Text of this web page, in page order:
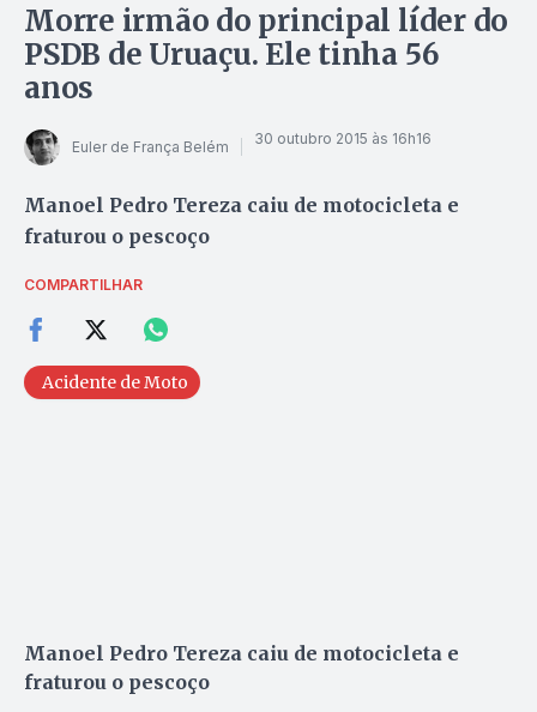
Morre irmão do principal líder do
PSDB de Uruaçu. Ele tinha 56
anos
Euler de França Belém 30 outubro 2015 às 16h16
Manoel Pedro Tereza caiu de motocicleta e
fraturou o pescoço
COMPARTILHAR
Acidente de Moto
Manoel Pedro Tereza caiu de motocicleta e
fraturou o pescoço